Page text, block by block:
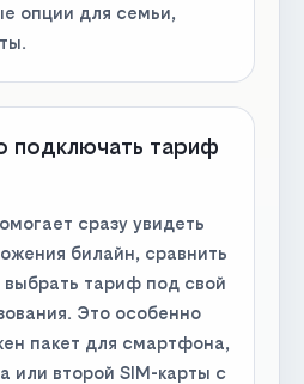
опции для семьи,
подключать тариф
сразу увидеть
билайн, сравнить
тариф под свой
Это особенно
пакет для смартфона,
или второй SIM-карты с